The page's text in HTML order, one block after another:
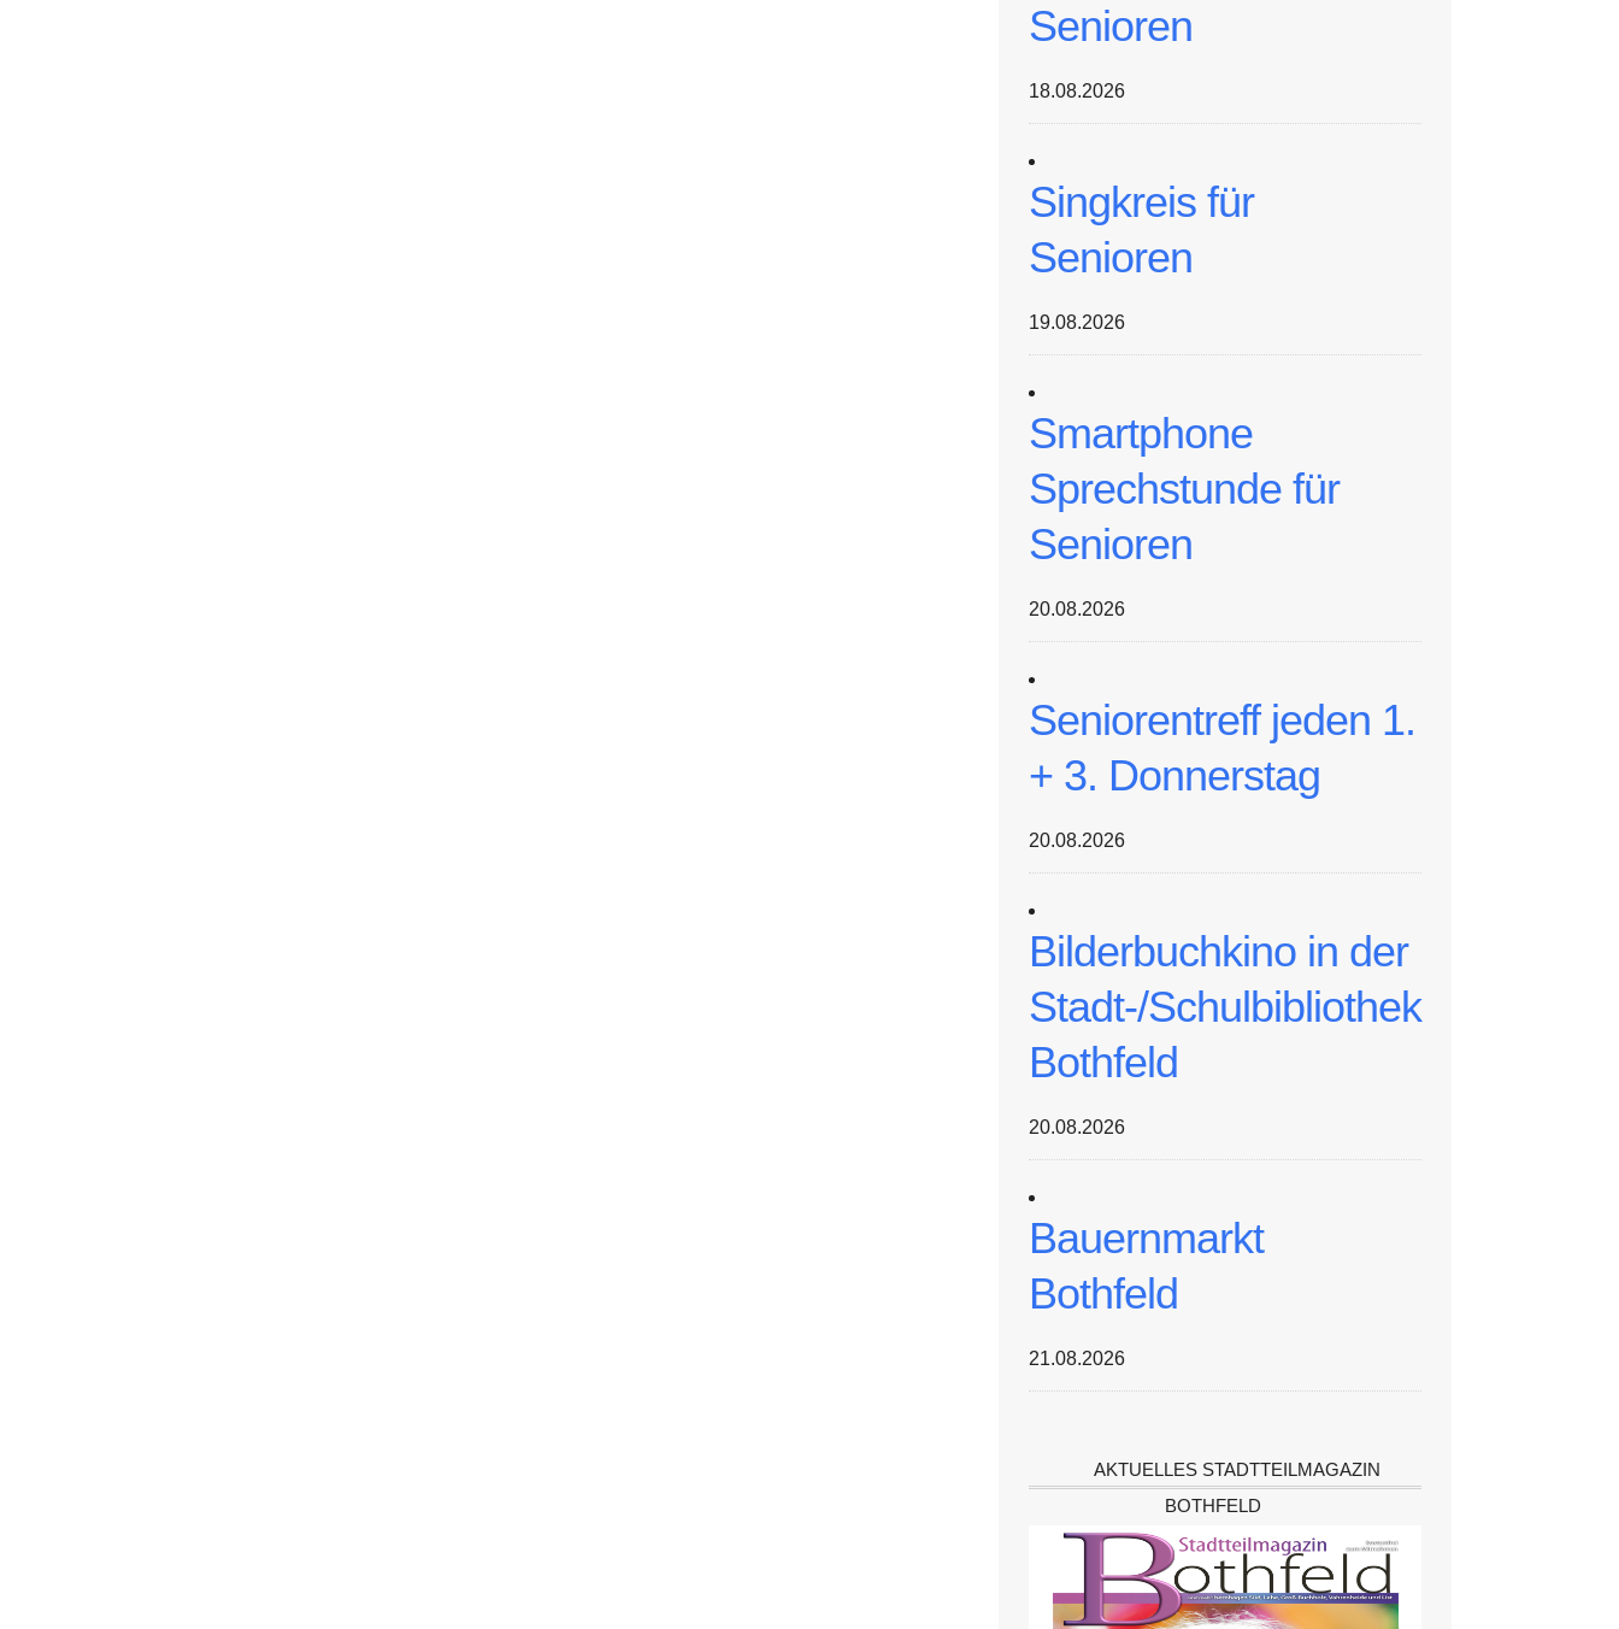
Senioren
18.08.2026
Singkreis für
Senioren
19.08.2026
Smartphone
Sprechstunde für
Senioren
20.08.2026
Seniorentreff jeden 1.
+ 3. Donnerstag
20.08.2026
Bilderbuchkino in der
Stadt-/Schulbibliothek
Bothfeld
20.08.2026
Bauernmarkt
Bothfeld
21.08.2026
AKTUELLES STADTTEILMAGAZIN
BOTHFELD